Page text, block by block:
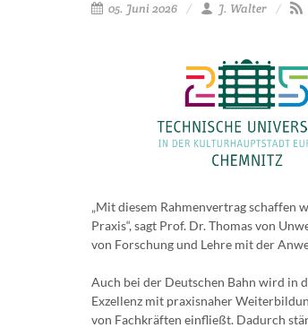
05. Juni 2026 J. Walter
„Mit diesem Rahmenvertrag schaffen
Praxis“, sagt Prof. Dr. Thomas von
von Forschung und Lehre mit der
Auch bei der Deutschen Bahn wird in
Exzellenz mit praxisnaher
von Fachkräften einfließt. Dadurch